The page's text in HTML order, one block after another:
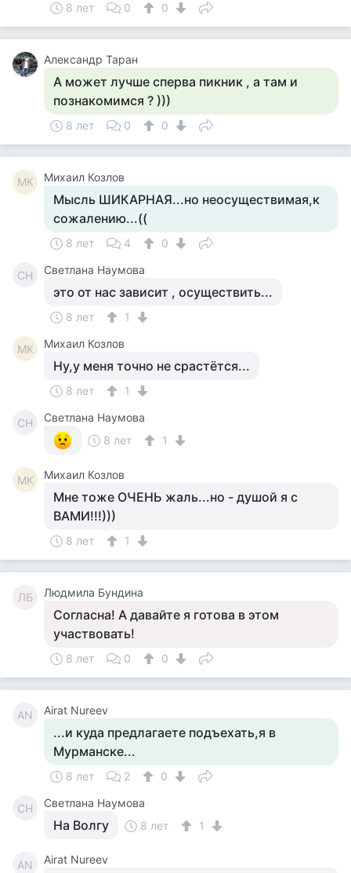
8 лет 0 0
Александр Таран
А может лучше сперва пикник , а там и
познакомимся ? )))
8 лет 0 0
МК Михаил Козлов
Мысль ШИКАРНАЯ...но неосуществимая,к
сожалению...((
8 лет 4 0
СН Светлана Наумова
это от нас зависит , осуществить...
8 лет 1
МК Михаил Козлов
Ну,у меня точно не срастётся...
8 лет 1
СН
Светлана Наумова
8 лет
1
МК Михаил Козлов
Мне тоже ОЧЕНЬ жаль...но - душой я с
ВАМИ!!!)))
8 лет 1
ЛБ Людмила Бундина
Согласна! А давайте я готова в этом
участвовать!
8 лет 0 0
AN Airat Nureev
...и куда предлагаете подъехать,я в
Мурманске...
8 лет 2 0
СН Светлана Наумова
На Волгу 8 лет 1
AN Airat Nureev